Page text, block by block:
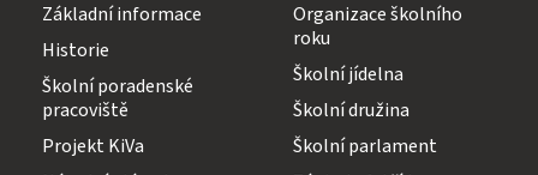
Základní informace
Historie
Školní poradenské
pracoviště
Projekt KiVa
Organizace školního
roku
Školní jídelna
Školní družina
Školní parlament